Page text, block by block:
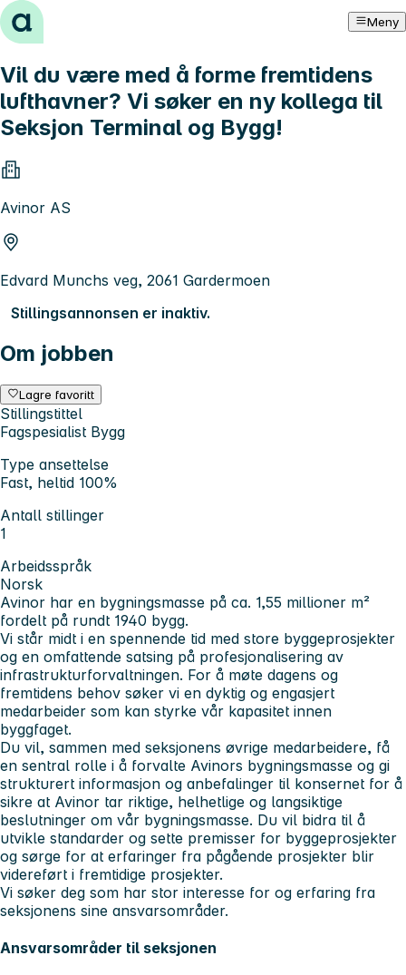
Hopp til innhold Meny
Vil du være med å forme fremtidens
lufthavner? Vi søker en ny kollega til
Seksjon Terminal og Bygg!
Avinor AS
Edvard Munchs veg, 2061 Gardermoen
Stillingsannonsen er inaktiv.
Om jobben
Lagre favoritt
Stillingstittel
Fagspesialist Bygg
Type ansettelse
Fast, heltid 100%
Antall stillinger
1
Arbeidsspråk
Norsk
Avinor har en bygningsmasse på ca. 1,55 millioner m²
fordelt på rundt 1940 bygg.
Vi står midt i en spennende tid med store byggeprosjekter
og en omfattende satsing på profesjonalisering av
infrastrukturforvaltningen. For å møte dagens og
fremtidens behov søker vi en dyktig og engasjert
medarbeider som kan styrke vår kapasitet innen
byggfaget.
Du vil, sammen med seksjonens øvrige medarbeidere, få
en sentral rolle i å forvalte Avinors bygningsmasse og gi
strukturert informasjon og anbefalinger til konsernet for å
sikre at Avinor tar riktige, helhetlige og langsiktige
beslutninger om vår bygningsmasse. Du vil bidra til å
utvikle standarder og sette premisser for byggeprosjekter
og sørge for at erfaringer fra pågående prosjekter blir
videreført i fremtidige prosjekter.
Vi søker deg som har stor interesse for og erfaring fra
seksjonens sine ansvarsområder.
Ansvarsområder til seksjonen